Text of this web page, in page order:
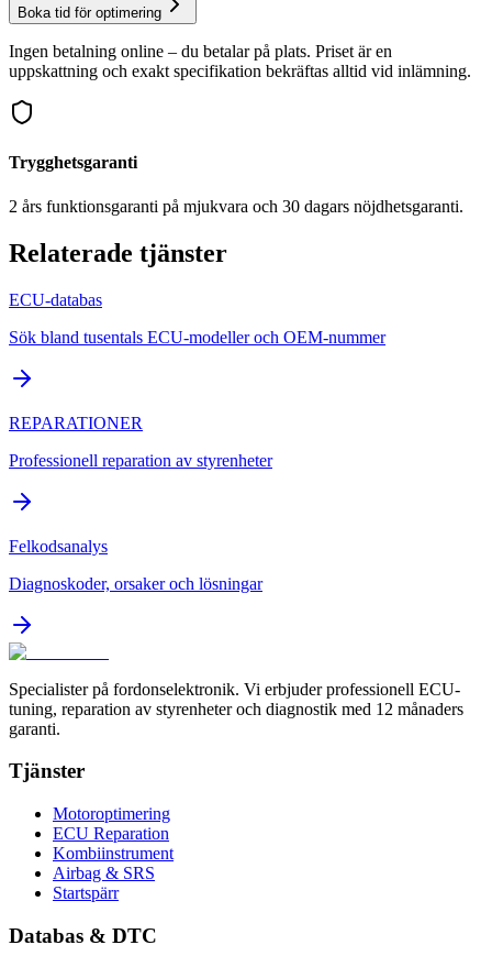
Boka tid för optimering
Ingen betalning online – du betalar på plats. Priset är en
uppskattning och exakt specifikation bekräftas alltid vid inlämning.
Trygghetsgaranti
2 års funktionsgaranti på mjukvara och 30 dagars nöjdhetsgaranti.
Relaterade tjänster
ECU-databas
Sök bland tusentals ECU-modeller och OEM-nummer
REPARATIONER
Professionell reparation av styrenheter
Felkodsanalys
Diagnoskoder, orsaker och lösningar
Specialister på fordonselektronik. Vi erbjuder professionell ECU-
tuning, reparation av styrenheter och diagnostik med 12 månaders
garanti.
Tjänster
Motoroptimering
ECU Reparation
Kombiinstrument
Airbag & SRS
Startspärr
Databas & DTC